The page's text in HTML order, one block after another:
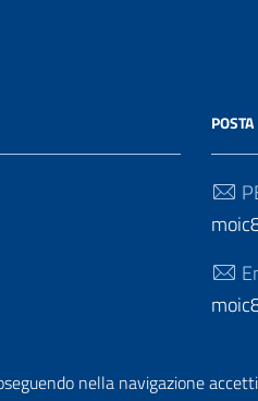
nella navigazione